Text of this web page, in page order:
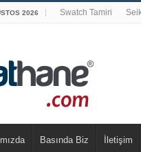
2026 Swatch Tamiri
Basında Biz İletişim